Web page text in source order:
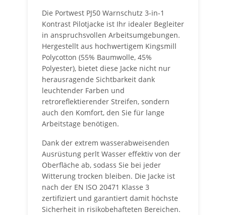
Die Portwest PJ50 Warnschutz 3-in-1
Kontrast Pilotjacke ist Ihr idealer Begleiter
in anspruchsvollen Arbeitsumgebungen.
Hergestellt aus hochwertigem Kingsmill
Polycotton (55% Baumwolle, 45%
Polyester), bietet diese Jacke nicht nur
herausragende Sichtbarkeit dank
leuchtender Farben und
retroreflektierender Streifen, sondern
auch den Komfort, den Sie für lange
Arbeitstage benötigen.
Dank der extrem wasserabweisenden
Ausrüstung perlt Wasser effektiv von der
Oberfläche ab, sodass Sie bei jeder
Witterung trocken bleiben. Die Jacke ist
nach der EN ISO 20471 Klasse 3
zertifiziert und garantiert damit höchste
Sicherheit in risikobehafteten Bereichen.